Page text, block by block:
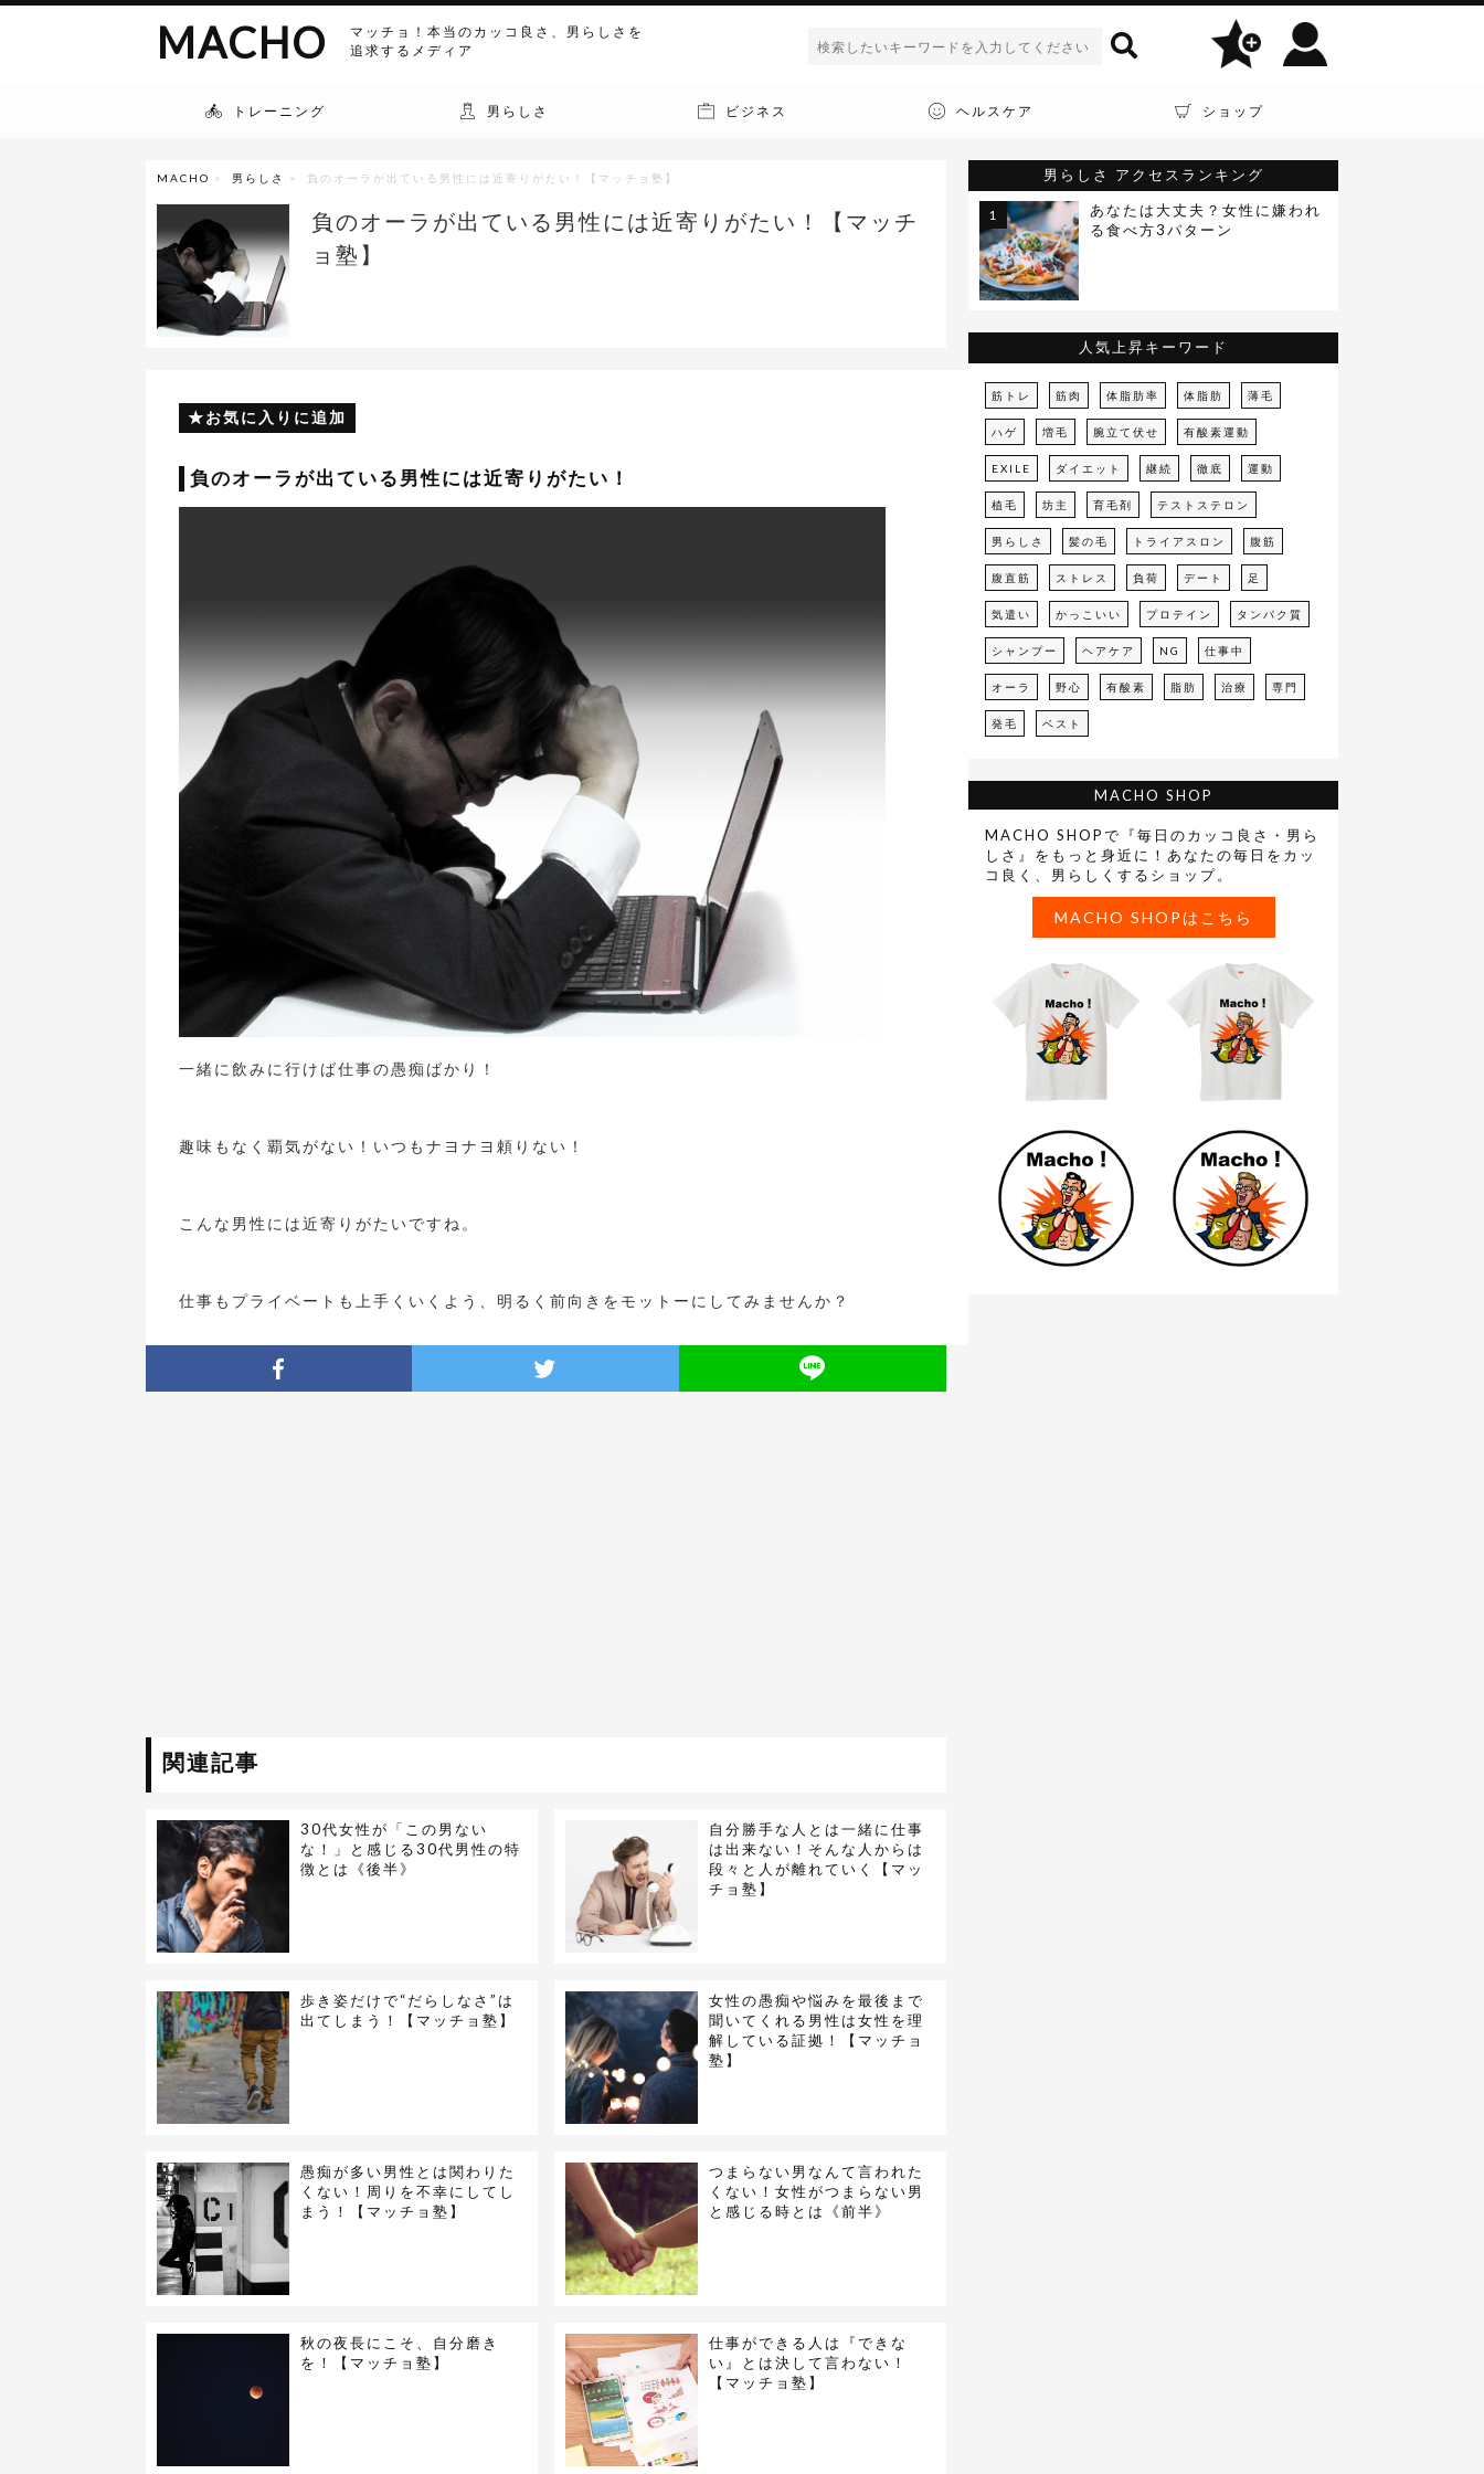
マッチョ！本当のカッコ良さ、男らしさを
追求するメディア
MACHO
トレーニング 男らしさ ビジネス ヘルスケア ショップ
MACHO > 男らしさ > 負のオーラが出ている男性には近寄りがたい！【マッチョ塾】
負のオーラが出ている男性には近寄りがたい！【マッチ
ョ塾】
お気に入りに追加
負のオーラが出ている男性には近寄りがたい！
一緒に飲みに行けば仕事の愚痴ばかり！
趣味もなく覇気がない！いつもナヨナヨ頼りない！
こんな男性には近寄りがたいですね。
仕事もプライベートも上手くいくよう、明るく前向きをモットーにしてみませんか？
関連記事
30代女性が「この男ない
な！」と感じる30代男性の特
徴とは《後半》
自分勝手な人とは一緒に仕事
は出来ない！そんな人からは
段々と人が離れていく【マッ
チョ塾】
歩き姿だけで“だらしなさ”は
出てしまう！【マッチョ塾】
女性の愚痴や悩みを最後まで
聞いてくれる男性は女性を理
解している証拠！【マッチョ
塾】
愚痴が多い男性とは関わりた
くない！周りを不幸にしてし
まう！【マッチョ塾】
つまらない男なんて言われた
くない！女性がつまらない男
と感じる時とは《前半》
秋の夜長にこそ、自分磨き
を！【マッチョ塾】
仕事ができる人は『できな
い』とは決して言わない！
【マッチョ塾】
男らしさ
アクセスランキング
あなたは大丈夫？女性に嫌われ
る食べ方3パターン
人気上昇キーワード
筋トレ 筋肉 体脂肪率 体脂肪 薄毛
ハゲ 増毛 腕立て伏せ 有酸素運動
EXILE ダイエット 継続 徹底 運動
植毛 坊主 育毛剤 テストステロン
男らしさ 髪の毛 トライアスロン 腹筋
腹直筋 ストレス 負荷 デート 足
気遣い かっこいい プロテイン タンパク質
シャンプー ヘアケア NG 仕事中
オーラ 野心 有酸素 脂肪 治療 専門
発毛 ベスト
MACHO SHOP
MACHO SHOPで『毎日のカッコ良さ・男ら
しさ』をもっと身近に！あなたの毎日をカッ
コ良く、男らしくするショップ。
MACHO SHOPはこちら